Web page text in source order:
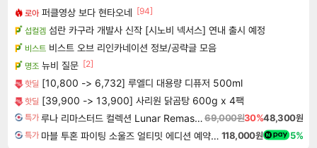
로아 퍼클영상 보다 현타오네 [94]
섭컬겜 섬란 카구라 개발사 신작 [시노비 넥서스] 연내 출시 예정
비스트 비스트 오브 리인카네이션 정보/공략글 모음
명조 뉴비 질문 [2]
핫딜 [10,800 -> 6,732] 루엘디 대용량 디퓨저 500ml
핫딜 [39,900 -> 13,900] 사리원 닭곰탕 600g x 4팩
특가 루나 리마스터드 컬렉션 Lunar Remastered Collection69,000원30%48,300원
특가 마블 투혼 파이팅 소울즈 얼티밋 에디션 예약구매 MARVEL Tokon Fighting Souls Ultimate Edition Pre-Purchase 118,000원 5%